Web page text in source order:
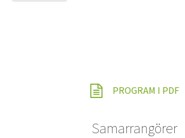
PROGRAM I PDF
Samarrangörer